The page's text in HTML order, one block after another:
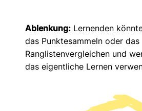
Ablenkung: Lernenden
das Punktesammeln oder das
Ranglistenvergleichen und
das eigentliche Lernen